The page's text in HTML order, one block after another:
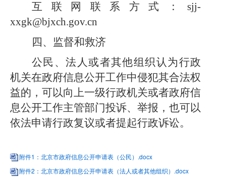
互联网联系方式： sjj-
xxgk@bjxch.gov.cn
四、监督和救济
公民、法人或者其他组织认为行政
机关在政府信息公开工作中侵犯其合法权
益的，可以向上一级行政机关或者政府信
息公开工作主管部门投诉、举报，也可以
依法申请行政复议或者提起行政诉讼。
附件1：北京市政府信息公开申请表（公民）.docx
附件2：北京市政府信息公开申请表（法人或者其他组织）.docx